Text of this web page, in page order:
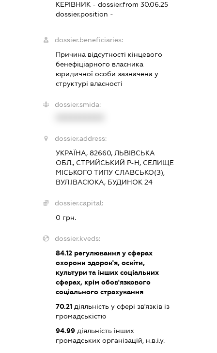
КЕРІВНИК - dossier.from 30.06.25
dossier.position -
dossier.beneficiaries:
Причина відсутності кінцевого
бенефіціарного власника
юридичної особи зазначена у
структурі власності
dossier.smida:
dossier.address:
УКРАЇНА, 82660, ЛЬВІВСЬКА
ОБЛ., СТРИЙСЬКИЙ Р-Н, СЕЛИЩЕ
МІСЬКОГО ТИПУ СЛАВСЬКО(З),
ВУЛ.ІВАСЮКА, БУДИНОК 24
dossier.capital:
0 грн.
dossier.kveds:
84.12 регулювання у сферах
охорони здоров'я, освіти,
культури та інших соціальних
сферах, крім обов'язкового
соціального страхування
70.21 діяльність у сфері зв'язків із
громадськістю
94.99 діяльність інших
громадських організацій, н.в.і.у.